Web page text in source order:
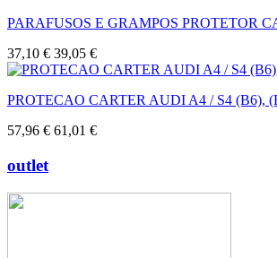
PARAFUSOS E GRAMPOS PROTETOR
37,10 € 39,05 €
PROTECAO CARTER AUDI A4 / S4 (B6),
57,96 € 61,01 €
outlet